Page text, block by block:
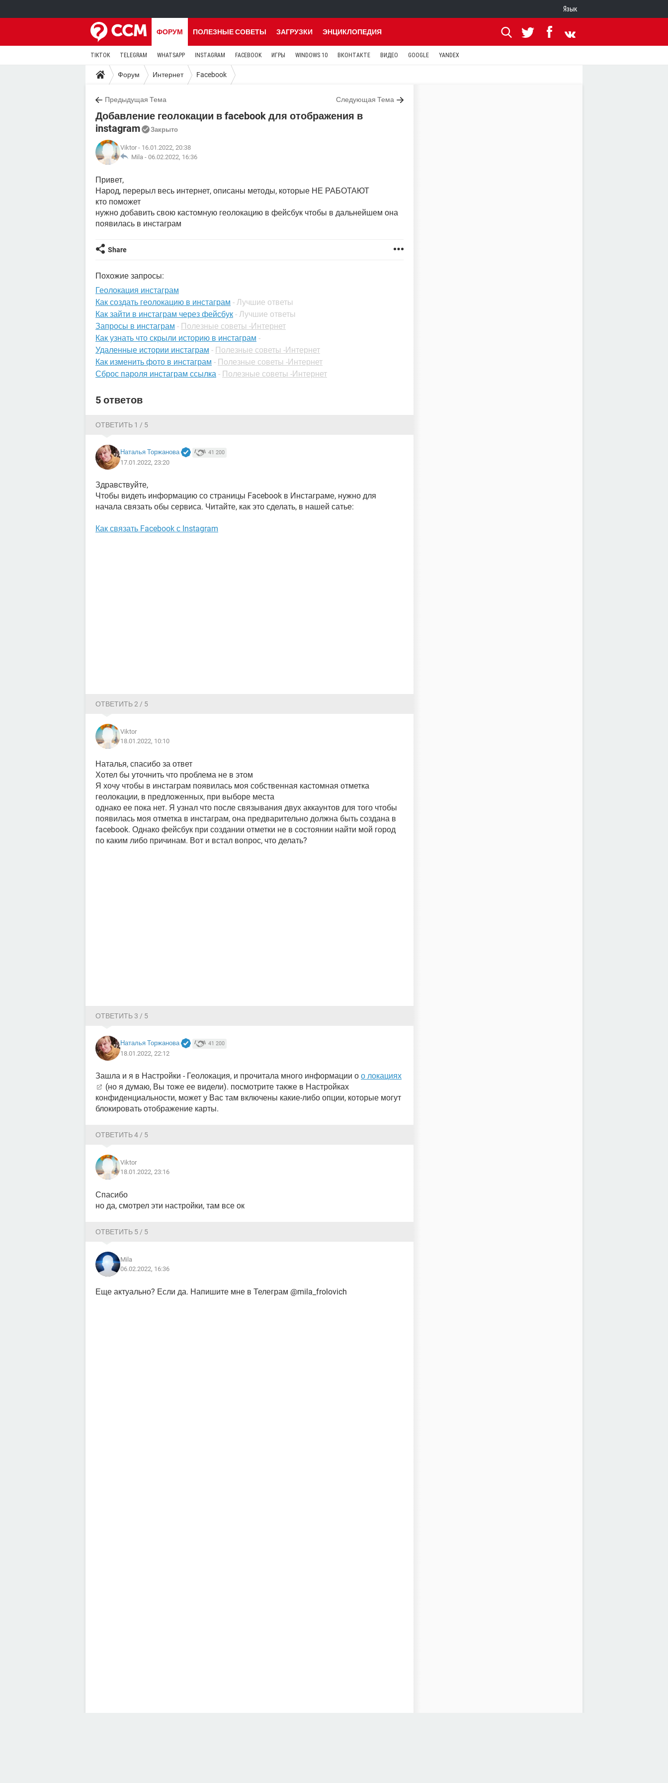
Язык
ФОРУМ ПОЛЕЗНЫЕ СОВЕТЫ ЗАГРУЗКИ ЭНЦИКЛОПЕДИЯ
TIKTOK TELEGRAM WHATSAPP INSTAGRAM FACEBOOK ИГРЫ WINDOWS 10 ВКОНТАКТЕ ВИДЕО GOOGLE YANDEX
Форум Интернет Facebook
Предыдущая Тема Следующая Тема
Добавление геолокации в facebook для отображения в
instagram
Закрыто
Viktor - 16.01.2022, 20:38
Mila - 06.02.2022, 16:36
Привет,
Народ, перерыл весь интернет, описаны методы, которые НЕ РАБОТАЮТ
кто поможет
нужно добавить свою кастомную геолокацию в фейсбук чтобы в дальнейшем она
появилась в инстаграм
Share
Похожие запросы:
Геолокация инстаграм
Как создать геолокацию в инстаграм - Лучшие ответы
Как зайти в инстаграм через фейсбук - Лучшие ответы
Запросы в инстаграм - Полезные советы -Интернет
Как узнать что скрыли историю в инстаграм -
Удаленные истории инстаграм - Полезные советы -Интернет
Как изменить фото в инстаграм - Полезные советы -Интернет
Сброс пароля инстаграм ссылка - Полезные советы -Интернет
5 ответов
ОТВЕТИТЬ 1 / 5
Наталья Торжанова 41 200
17.01.2022, 23:20
Здравствуйте,
Чтобы видеть информацию со страницы Facebook в Инстаграме, нужно для
начала связать обы сервиса. Читайте, как это сделать, в нашей сатье:
Как связать Facebook с Instagram
ОТВЕТИТЬ 2 / 5
Viktor
18.01.2022, 10:10
Наталья, спасибо за ответ
Хотел бы уточнить что проблема не в этом
Я хочу чтобы в инстаграм появилась моя собственная кастомная отметка
геолокации, в предложенных, при выборе места
однако ее пока нет. Я узнал что после связывания двух аккаунтов для того чтобы
появилась моя отметка в инстаграм, она предварительно должна быть создана в
facebook. Однако фейсбук при создании отметки не в состоянии найти мой город
по каким либо причинам. Вот и встал вопрос, что делать?
ОТВЕТИТЬ 3 / 5
Наталья Торжанова 41 200
18.01.2022, 22:12
Зашла и я в Настройки - Геолокация, и прочитала много информации о о локациях
(но я думаю, Вы тоже ее видели). посмотрите также в Настройках
конфиденциальности, может у Вас там включены какие-либо опции, которые могут
блокировать отображение карты.
ОТВЕТИТЬ 4 / 5
Viktor
18.01.2022, 23:16
Спасибо
но да, смотрел эти настройки, там все ок
ОТВЕТИТЬ 5 / 5
Mila
06.02.2022, 16:36
Еще актуально? Если да. Напишите мне в Телеграм @mila_frolovich